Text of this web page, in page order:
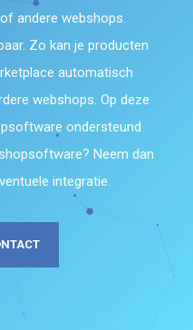
andere webshops.
Zo kan je producten
automatisch
webshops. Op deze
ondersteund
Neem dan
integratie.